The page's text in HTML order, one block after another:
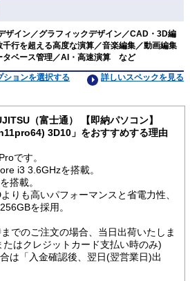
ザイン／グラフィックデザイン／CAD・3D編
千行を超える高度な演算／音楽編集／動画編集
タベース管理／AI・高速演算 など
詳しいスペックを見る
ションを選択する
（富士通） 【即納パソコン】
3D10」をおすすめする理由
です。
i3 3.6GHzを搭載。
搭載。
りも高いパフォーマンスと省電力性、
を採用。
でのご注文の場合、当日出荷いたしま
はクレジットカード支払い時のみ)
は「入金確認後、翌日(翌営業日)出